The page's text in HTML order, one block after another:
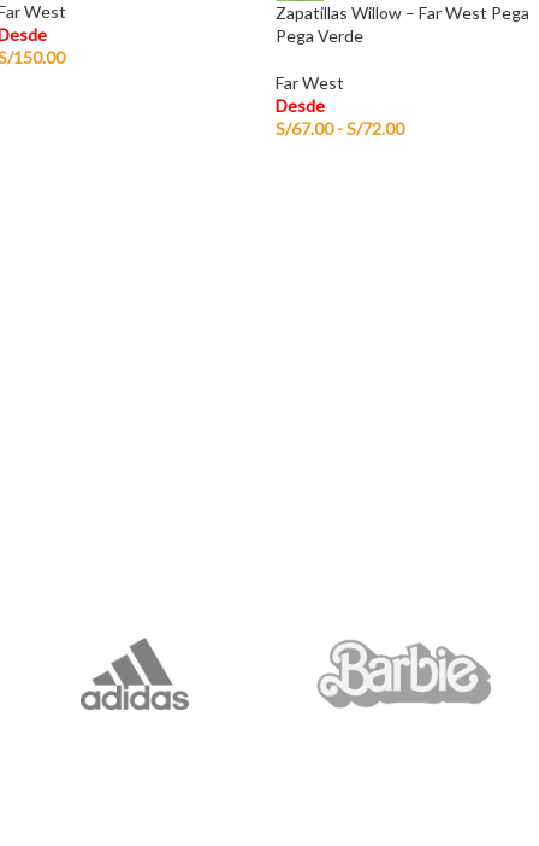
West
150.00
Zapatillas Willow – Far West Pega
Pega Verde
Far West
Desde
S/67.00 -S/72.00